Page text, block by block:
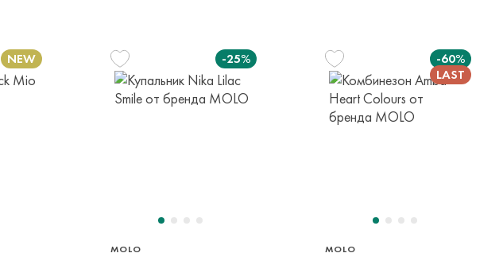
или в пункт самовывоза транспортной компании. Доставка осуществляется в
срок и по тарифам транспортной компании.
Оплата осуществляется онлайн банковскими картами Visa, Mastercard, МИР,
-25%
MOLO
-60%
MOLO